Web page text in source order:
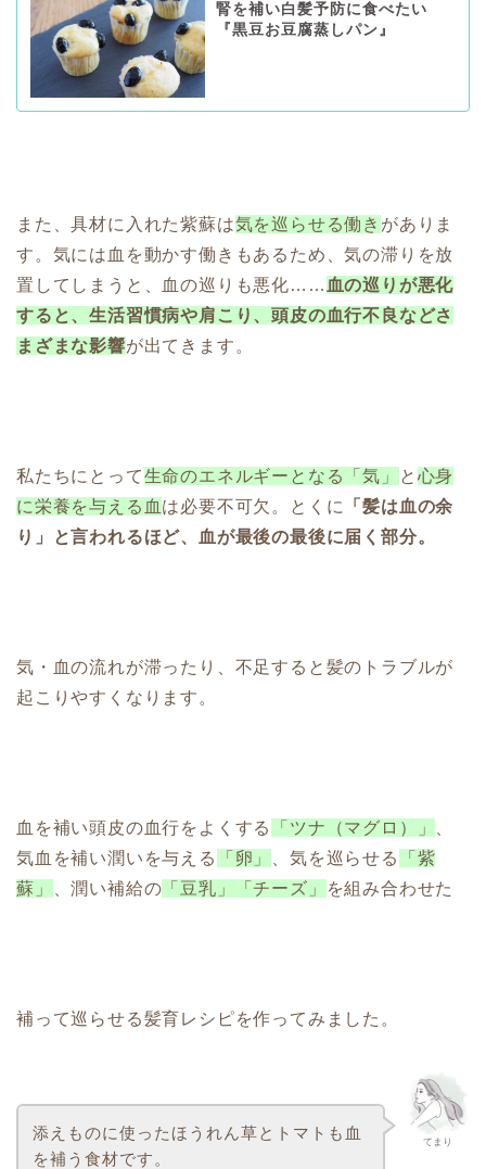
腎を補い白髪予防に食べたい
『黒豆お豆腐蒸しパン』
また、具材に入れた紫蘇は気を巡らせる働き がありま
す。気には血を動かす働きもあるため、気の滞りを放
置してしまうと、血の巡りも悪化…… 血の巡りが悪化
すると、生活習慣病や肩こり、頭皮の血行不良などさ
まざまな影響が出てきます。
私たちにとって生命のエネルギーとなる「気」 と 心身
に栄養を与える血 は必要不可欠。とくに
「髪は血の余
り」と言われるほど、血が最後の最後に届く部分。
気・血の流れが滞ったり、不足すると髪のトラブルが
起こりやすくなります。
血を補い頭皮の血行をよくする 「ツナ（マグロ）」
気血を補い潤いを与える
「卵」 、気を巡らせる
「紫
蘇」
、潤い補給の 「豆乳」「チーズ」 を組み合わせた
補って巡らせる髪育レシピを作ってみました。
てまり
添えものに使ったほうれん草とトマトも血
を補う食材です。